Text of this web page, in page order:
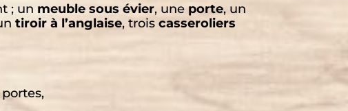
; un meuble sous évier, une porte, un
tiroir à l’anglaise, troiscasseroliers